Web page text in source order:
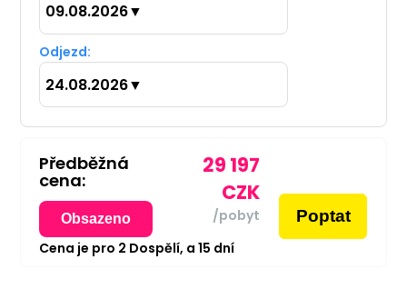
09.08.2026▼
Odjezd:
24.08.2026▼
Předběžná
cena:
Obsazeno
29 197
CZK
/pobyt Poptat
Cena je pro 2 Dospělí, a 15 dní